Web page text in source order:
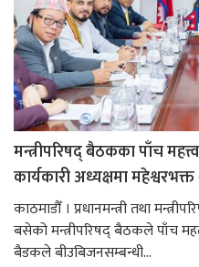
मन्त्रीपरिषद् बैठकका पाँच
कार्यकारी अध्यक्षमा महेश्वरभक्त
काठमाडौँ । प्रधानमन्त्री तथा
बसेको मन्त्रीपरिषद् बैठकले पाँच
बैडकले बीउबिजनसम्बन्धी...